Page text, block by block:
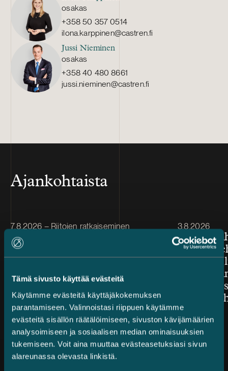
Tämä sivusto käyttää evästeitä
Käytämme evästeitä käyttäjäkokemuksen
parantamiseen. Valinnoistasi riippuen käytämme
evästeitä sisällön räätälöimiseen, sivuston kävijämäärien
analysoimiseen ja sosiaalisen median ominaisuuksien
tukemiseen. Voit aina muuttaa evästeasetuksiasi sivun
alareunassa olevasta linkistä.
osakas
+358 50 357 0514
ilona.karppinen@castren.fi
Jussi Nieminen
osakas
+358 40 480 8661
jussi.nieminen@castren.fi
Ajankohtaista
Julkaistu
7.8.2026 – Riitojen ratkaiseminen
Castrén & Snellman ehdolla
vuoden suomalaiseksi
Litigation Europe Awards
2026 -kilpailussa
Julkaistu
3.8.2026
Jarno
mukana